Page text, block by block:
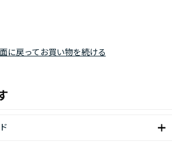
に戻ってお買い物を続ける